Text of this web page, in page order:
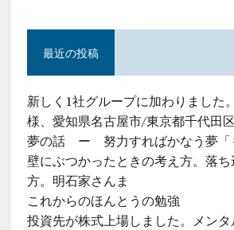
最近の投稿
新しく1社グループに加わりました
様、愛知県名古屋市/東京都千代田区
夢の話 ー 努力すればかなう夢「
壁にぶつかったときの考え方。落ち
方。明石家さんま
これからのほんとうの勉強
投資先が株式上場しました。メン